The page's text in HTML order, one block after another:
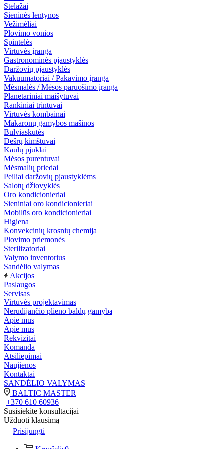
Stelažai
Sieninės lentynos
Vežimėliai
Plovimo vonios
Spintelės
Virtuvės įranga
Gastronominės pjaustyklės
Daržovių pjaustyklės
Vakuumatoriai / Pakavimo įranga
Mėsmalės / Mėsos paruošimo įranga
Planetariniai maišytuvai
Rankiniai trintuvai
Virtuvės kombainai
Makaronų gamybos mašinos
Bulviaskutės
Dešrų kimštuvai
Kaulų pjūklai
Mėsos purentuvai
Mėsmalių priedai
Peiliai daržovių pjaustyklėms
Salotų džiovyklės
Oro kondicionieriai
Sieniniai oro kondicionieriai
Mobilūs oro kondicionieriai
Higiena
Konvekcinių krosnių chemija
Plovimo priemonės
Sterilizatoriai
Valymo inventorius
Sandėlio valymas
Akcijos
Paslaugos
Servisas
Virtuvės projektavimas
Nerūdijančio plieno baldų gamyba
Apie mus
Apie mus
Rekvizitai
Komanda
Atsiliepimai
Naujienos
Kontaktai
SANDĖLIO VALYMAS
BALTIC MASTER
+370 610 60936
Susisiekite konsultacijai
Užduoti klausimą
Prisijungti